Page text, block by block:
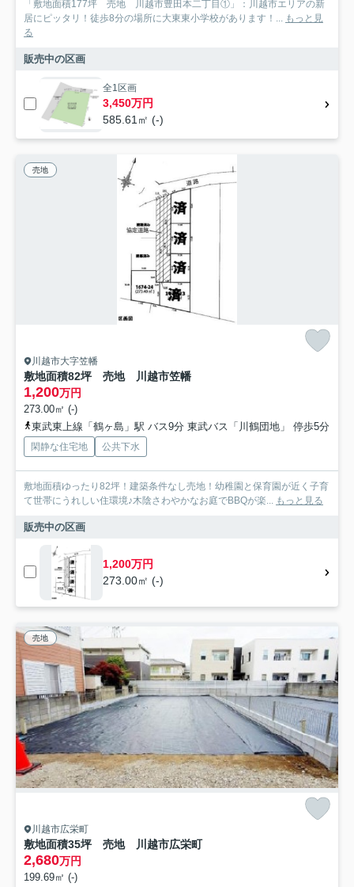
「敷地面積177坪 売地 川越市豊田本二丁目①」：川越市エリアの新
居にピッタリ！徒歩8分の場所に大東東小学校があります！...
もっと見
る
販売中の区画
全1区画
3,450万円
585.61㎡ (-)
売地
川越市大字笠幡
敷地面積82坪 売地 川越市笠幡
1,200万円
273.00㎡ (-)
東武東上線「鶴ヶ島」駅 バス9分 東武バス「川鶴団地」 停歩5分
閑静な住宅地 公共下水
敷地面積ゆったり82坪！建築条件なし売地！幼稚園と保育園が近く子育
て世帯にうれしい住環境♪木陰さわやかなお庭でBBQが楽...
もっと見る
販売中の区画
1,200万円
273.00㎡ (-)
売地
川越市広栄町
敷地面積35坪 売地 川越市広栄町
2,680万円
199.69㎡ (-)